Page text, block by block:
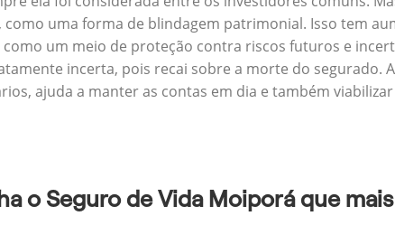
como uma forma de blindagem patrimonial. Isso tem
um meio de proteção contra riscos futuros e
incerta, pois recai sobre a morte do
ajuda a manter as contas em dia e também
o Seguro de Vida Moiporá que